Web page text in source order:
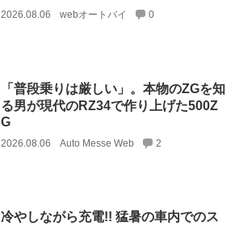
2026.08.06 webオートバイ 0
「普段乗りは厳しい」。本物のZGを知
る男が現代のRZ34で作り上げた500Z
G
2026.08.06 Auto Messe Web 2
冷やしながら充電!! 猛暑の車内でのス